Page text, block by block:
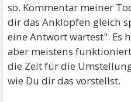
so. Kommentar meiner
dir das Anklopfen gleich
eine Antwort wartest". Es
aber meistens
die Zeit für die
wie Du dir das vorstellst.